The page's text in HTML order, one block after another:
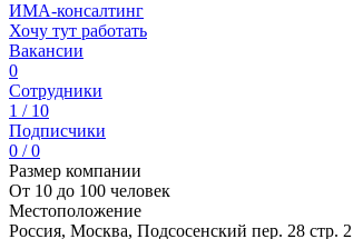
ИМА-консалтинг
Хочу тут работать
Вакансии
0
Сотрудники
1 / 10
Подписчики
0 / 0
Размер компании
От 10 до 100 человек
Местоположение
Россия, Москва, Подсосенский пер. 28 стр. 2